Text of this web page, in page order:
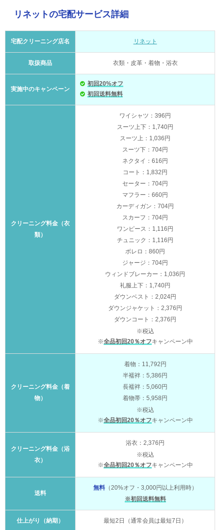
リネットの宅配サービス詳細
宅配クリーニング店名 リネット
取扱商品 衣類・皮革・着物・浴衣
実施中のキャンペーン
初回20%オフ
初回送料無料
クリーニング料金（衣
類）
ワイシャツ：396円
スーツ上下：1,740円
スーツ上：1,036円
スーツ下：704円
ネクタイ：616円
コート：1,832円
セーター：704円
マフラー：660円
カーディガン：704円
スカーフ：704円
ワンピース：1,116円
チュニック：1,116円
ボレロ：860円
ジャージ：704円
ウィンドブレーカー：1,036円
礼服上下：1,740円
ダウンベスト：2,024円
ダウンジャケット：2,376円
ダウンコート：2,376円
※税込
※全品初回20％オフキャンペーン中
クリーニング料金（着
物）
着物：11,792円
半襦袢：5,386円
長襦袢：5,060円
着物帯：5,958円
※税込
※全品初回20％オフキャンペーン中
クリーニング料金（浴
衣）
浴衣：2,376円
※税込
※全品初回20％オフキャンペーン中
送料
無料（20%オフ・3,000円以上利用時）
※初回送料無料
仕上がり（納期） 最短2日（通常会員は最短7日）